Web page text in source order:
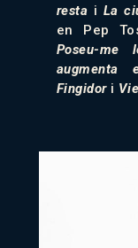
resta i La
en Pep
Poseu-me
augmenta
Fingidori